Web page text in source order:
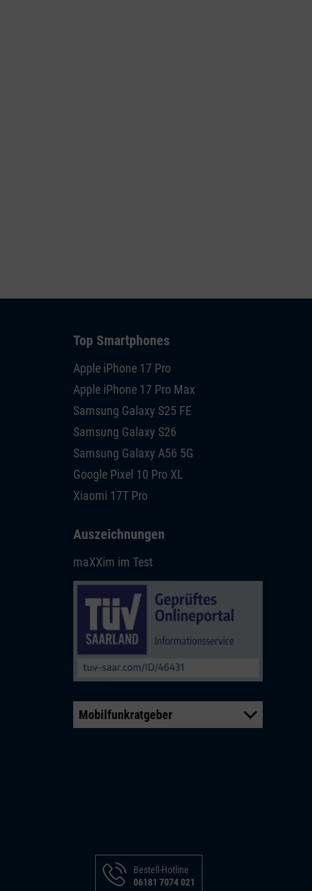
Top Smartphones
Apple iPhone 17 Pro
Apple iPhone 17 Pro Max
Samsung Galaxy S25 FE
Samsung Galaxy S26
Samsung Galaxy A56 5G
Google Pixel 10 Pro XL
Xiaomi 17T Pro
Auszeichnungen
maXXim im Test
Mobilfunkratgeber
Bestell-Hotline
06181 7074 021